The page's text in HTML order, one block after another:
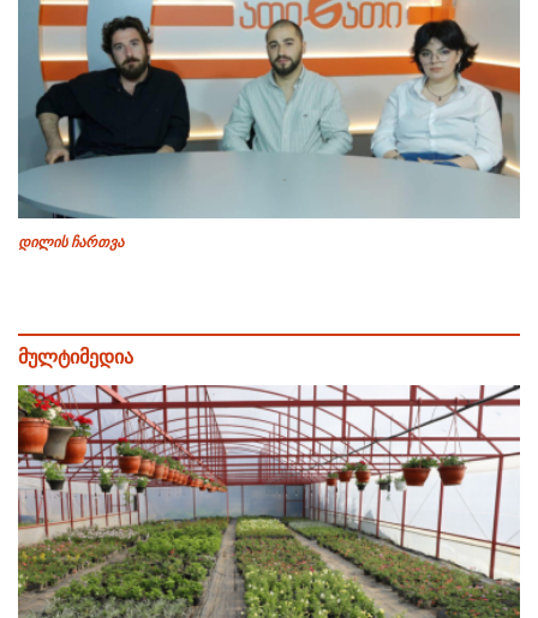
დილის ჩართვა
მულტიმედია